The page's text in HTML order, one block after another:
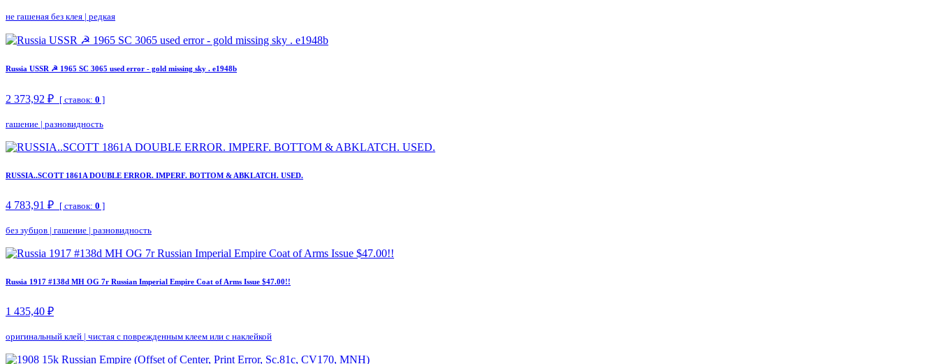
не гашеная без клея | редкая
Russia USSR ☭ 1965 SC 3065 used error - gold missing sky . e1948b
2 373,92 ₽ [ ставок: 0 ]
гашение | разновидность
RUSSIA..SCOTT 1861A DOUBLE ERROR. IMPERF. BOTTOM & ABKLATCH. USED.
4 783,91 ₽ [ ставок: 0 ]
без зубцов | гашение | разновидность
Russia 1917 #138d MH OG 7r Russian Imperial Empire Coat of Arms Issue $47.00!!
1 435,40 ₽
оригинальный клей | чистая с поврежденным клеем или с наклейкой